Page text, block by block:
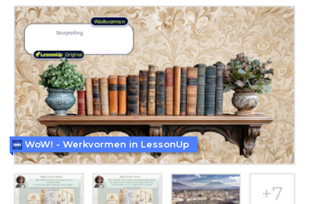
WoW! - Werkvormen in LessonUp